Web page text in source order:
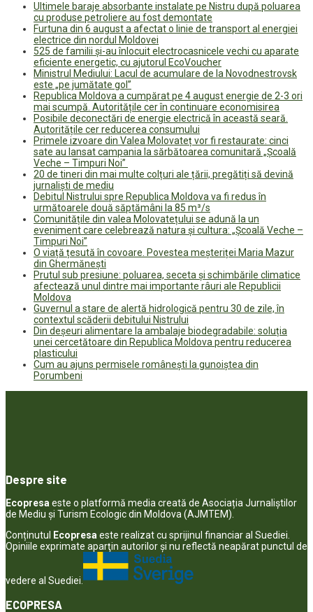
Ultimele baraje absorbante instalate pe Nistru după poluarea
cu produse petroliere au fost demontate
Furtuna din 6 august a afectat o linie de transport al energiei
electrice din nordul Moldovei
525 de familii și-au înlocuit electrocasnicele vechi cu aparate
eficiente energetic, cu ajutorul EcoVoucher
Ministrul Mediului: Lacul de acumulare de la Novodnestrovsk
este „pe jumătate gol”
Republica Moldova a cumpărat pe 4 august energie de 2-3 ori
mai scumpă. Autoritățile cer în continuare economisirea
Posibile deconectări de energie electrică în această seară.
Autoritățile cer reducerea consumului
Primele izvoare din Valea Molovateț vor fi restaurate: cinci
sate au lansat campania la sărbătoarea comunitară „Școală
Veche – Timpuri Noi”
20 de tineri din mai multe colțuri ale țării, pregătiți să devină
jurnaliști de mediu
Debitul Nistrului spre Republica Moldova va fi redus în
următoarele două săptămâni la 85 m³/s
Comunitățile din valea Molovatețului se adună la un
eveniment care celebrează natura și cultura: „Școală Veche –
Timpuri Noi”
O viață țesută în covoare. Povestea meșteriței Maria Mazur
din Ghermănești
Prutul sub presiune: poluarea, seceta și schimbările climatice
afectează unul dintre mai importante râuri ale Republicii
Moldova
Guvernul a stare de alertă hidrologică pentru 30 de zile, în
contextul scăderii debitului Nistrului
Din deșeuri alimentare la ambalaje biodegradabile: soluția
unei cercetătoare din Republica Moldova pentru reducerea
plasticului
Cum au ajuns permisele românești la gunoiștea din
Porumbeni
Despre site
Ecopresa este o platformă media creată de Asociația Jurnaliștilor
de Mediu și Turism Ecologic din Moldova (AJMTEM).
Conținutul
Ecopresa este realizat cu sprijinul financiar al Suediei.
Opiniile exprimate aparţin autorilor şi nu reflectă neapărat punctul de
vedere al Suediei.
ECOPRESA